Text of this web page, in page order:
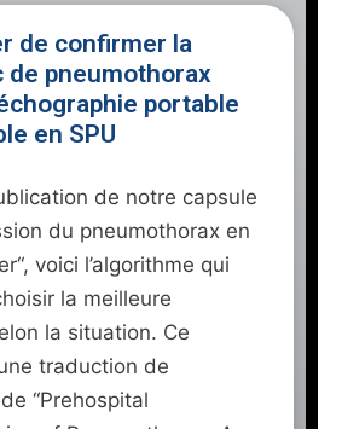
de confirmer la
de pneumothorax
portable
en SPU
de notre capsule
du pneumothorax en
voici l’algorithme qui
la meilleure
la situation. Ce
traduction de
“Prehospital